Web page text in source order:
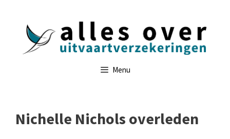
Menu
Nichelle Nichols overleden